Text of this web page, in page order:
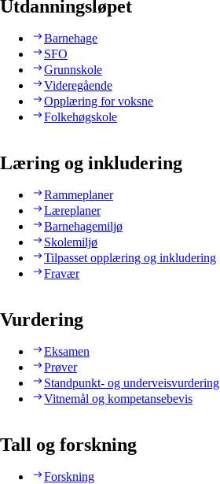
Utdanningsløpet
Barnehage
SFO
Grunnskole
Videregående
Opplæring for voksne
Folkehøgskole
Læring og inkludering
Rammeplaner
Læreplaner
Barnehagemiljø
Skolemiljø
Tilpasset opplæring og inkludering
Fravær
Vurdering
Eksamen
Prøver
Standpunkt- og underveisvurdering
Vitnemål og kompetansebevis
Tall og forskning
Forskning